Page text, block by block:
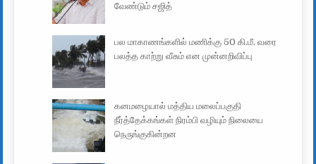
வேண்டும் சஜித்
பல மாகாணங்களில் மணிக்கு 50 கி.மீ. வரை
பலத்த காற்று வீசும் என முன்னறிவிப்பு
கனமழையால் மத்திய மலைப்பகுதி
நீர்த்தேக்கங்கள் நிரம்பி வழியும் நிலையை
நெருங்குகின்றன